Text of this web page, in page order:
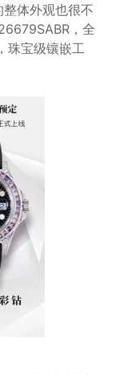
体外观也很不
，全
珠宝级镶嵌工